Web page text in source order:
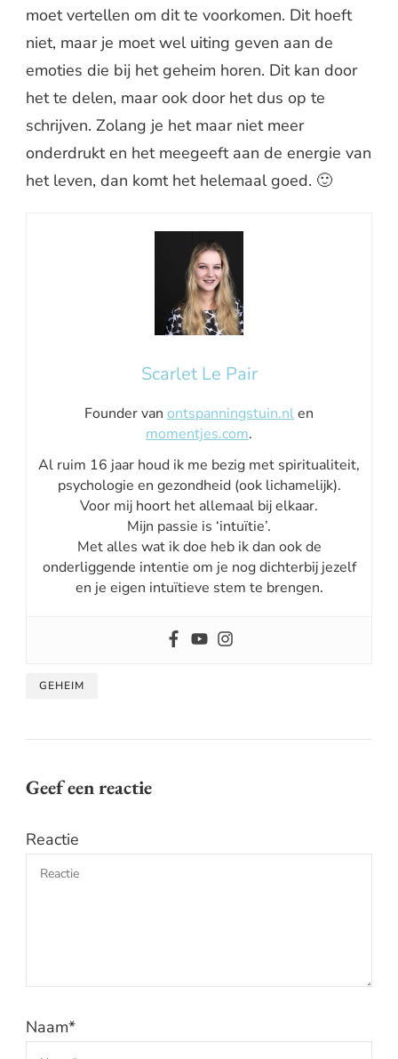
moet vertellen om dit te voorkomen. Dit hoeft
niet, maar je moet wel uiting geven aan de
emoties die bij het geheim horen. Dit kan door
het te delen, maar ook door het dus op te
schrijven. Zolang je het maar niet meer
onderdrukt en het meegeeft aan de energie van
het leven, dan komt het helemaal goed. 🙂
Scarlet Le Pair
Founder van ontspanningstuin.nlen
momentjes.com.
Al ruim 16 jaar houd ik me bezig met spiritualiteit,
psychologie en gezondheid (ook lichamelijk).
Voor mij hoort het allemaal bij elkaar.
Mijn passie is ‘intuïtie’.
Met alles wat ik doe heb ik dan ook de
onderliggende intentie om je nog dichterbij jezelf
en je eigen intuïtieve stem te brengen.
GEHEIM
Geef een reactie
Reactie
Naam*